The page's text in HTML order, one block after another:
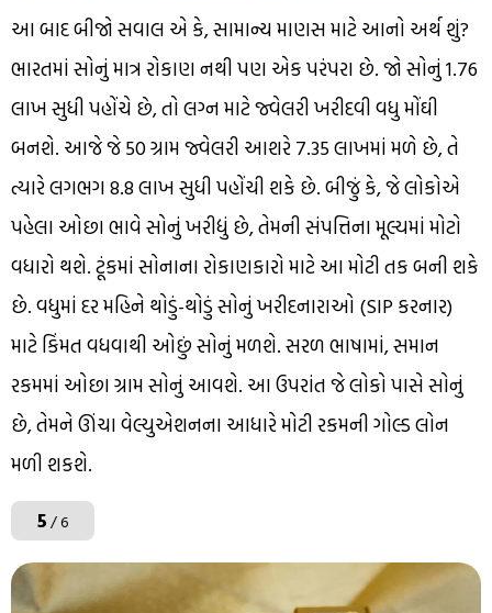
આ બાદ બીજો સવાલ એ કે, સામાન્ય માણસ માટે આનો અર્થ શું?
ભારતમાં સોનું માત્ર રોકાણ નથી પણ એક પરંપરા છે. જો સોનું ₹1.76
લાખ સુધી પહોંચે છે, તો લગ્ન માટે જ્વેલરી ખરીદવી વધુ મોંઘી
બનશે. આજે જે 50 ગ્રામ જ્વેલરી આશરે ₹7.35 લાખમાં મળે છે, તે
ત્યારે લગભગ ₹8.8 લાખ સુધી પહોંચી શકે છે. બીજું કે, જે લોકોએ
પહેલા ઓછા ભાવે સોનું ખરીદ્યું છે, તેમની સંપત્તિના મૂલ્યમાં મોટો
વધારો થશે. ટૂંકમાં સોનાના રોકાણકારો માટે આ મોટી તક બની શકે
છે. વધુમાં દર મહિને થોડું-થોડું સોનું ખરીદનારાઓ (SIP કરનાર)
માટે કિંમત વધવાથી ઓછું સોનું મળશે. સરળ ભાષામાં, સમાન
રકમમાં ઓછા ગ્રામ સોનું આવશે. આ ઉપરાંત જે લોકો પાસે સોનું
છે, તેમને ઊંચા વેલ્યુએશનના આધારે મોટી રકમની ગોલ્ડ લોન
મળી શકશે.
5/ 6